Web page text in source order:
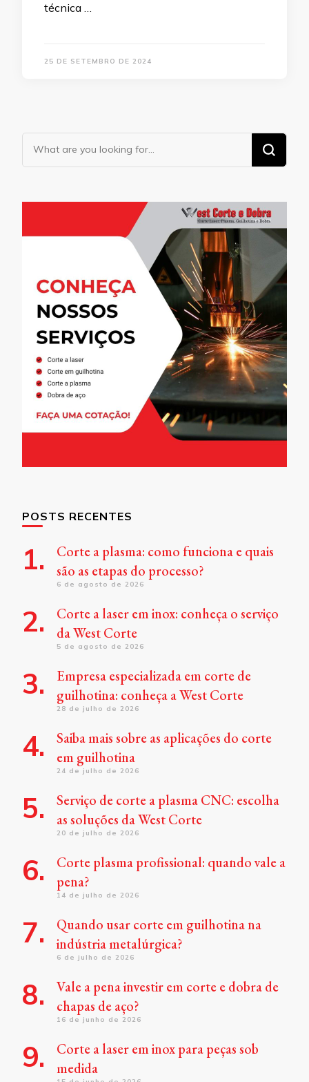
técnica …
25 DE SETEMBRO DE 2024
Looking
for
POSTS RECENTES
Corte a plasma: como funciona e quais
são as etapas do processo?
6 de agosto de 2026
Corte a laser em inox: conheça o serviço
da West Corte
5 de agosto de 2026
Empresa especializada em corte de
guilhotina: conheça a West Corte
28 de julho de 2026
Saiba mais sobre as aplicações do corte
em guilhotina
24 de julho de 2026
Serviço de corte a plasma CNC: escolha
as soluções da West Corte
20 de julho de 2026
Corte plasma profissional: quando vale a
pena?
14 de julho de 2026
Quando usar corte em guilhotina na
indústria metalúrgica?
6 de julho de 2026
Vale a pena investir em corte e dobra de
chapas de aço?
16 de junho de 2026
Corte a laser em inox para peças sob
medida